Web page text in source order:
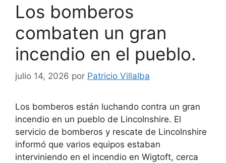
Los bomberos
combaten un gran
incendio en el pueblo.
julio 14, 2026 por Patricio Villalba
Los bomberos están luchando contra un gran
incendio en un pueblo de Lincolnshire. El
servicio de bomberos y rescate de Lincolnshire
informó que varios equipos estaban
interviniendo en el incendio en Wigtoft, cerca